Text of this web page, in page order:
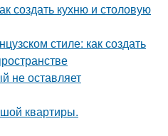
создать кухню и столовую
стиле: как создать
не оставляет
квартиры.